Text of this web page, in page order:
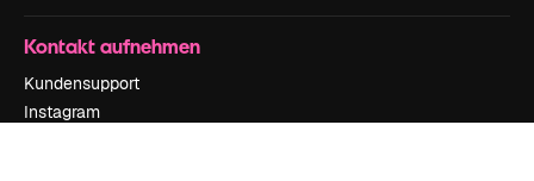
Kontakt aufnehmen
Kundensupport
Instagram